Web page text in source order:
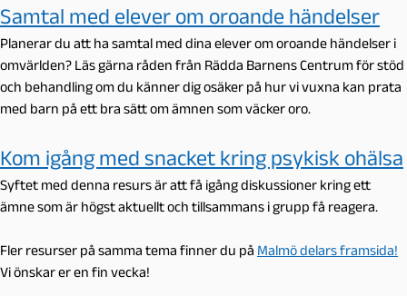
Samtal med elever om oroande händelser
Planerar du att ha samtal med dina elever om oroande händelser i
omvärlden? Läs gärna råden från Rädda Barnens Centrum för stöd
och behandling om du känner dig osäker på hur vi vuxna kan prata
med barn på ett bra sätt om ämnen som väcker oro.
Kom igång med snacket kring psykisk ohälsa
Syftet med denna resurs är att få igång diskussioner kring ett
ämne som är högst aktuellt och tillsammans i grupp få reagera.
Fler resurser på samma tema finner du på Malmö delars framsida!
Vi önskar er en fin vecka!